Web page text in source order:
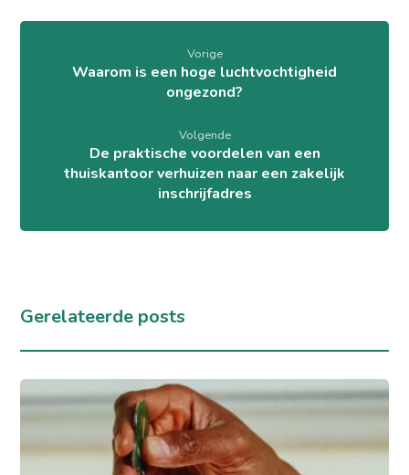
Vorige
Waarom is een hoge luchtvochtigheid
ongezond?
Volgende
De praktische voordelen van een
thuiskantoor verhuizen naar een zakelijk
inschrijfadres
Gerelateerde posts